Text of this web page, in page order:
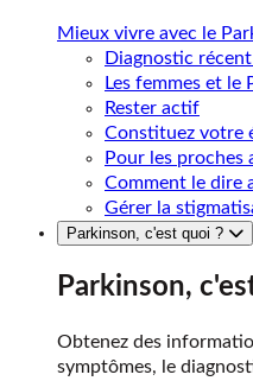
Mieux vivre avec le
Diagnostic
Les femmes et le
Rester actif
Constituez votre
Pour les proches
Comment le dire
Gérer la
Parkinson, c'est quoi ?
Parkinson,
Obtenez des
symptômes, le